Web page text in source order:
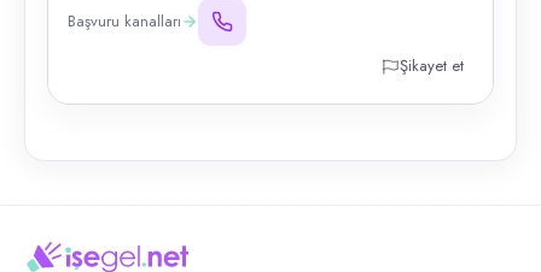
Başvuru kanalları
Şikayet et